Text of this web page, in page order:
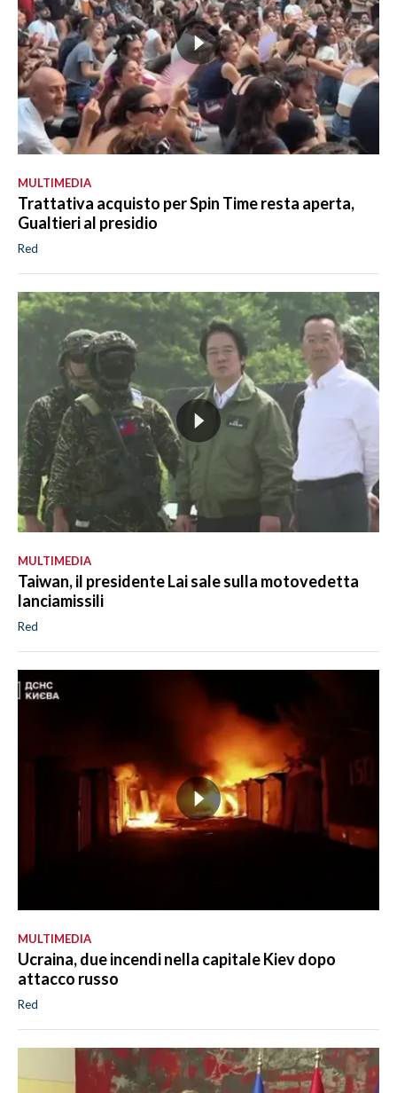
MULTIMEDIA
Trattativa acquisto per Spin Time resta aperta,
Gualtieri al presidio
Red
MULTIMEDIA
Taiwan, il presidente Lai sale sulla motovedetta
lanciamissili
Red
MULTIMEDIA
Ucraina, due incendi nella capitale Kiev dopo
attacco russo
Red